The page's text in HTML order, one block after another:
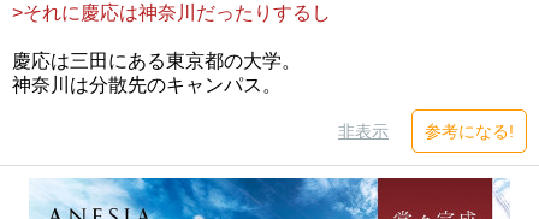
>それに慶応は神奈川だったりするし
慶応は三田にある東京都の大学。
神奈川は分散先のキャンパス。
非表示 参考になる!